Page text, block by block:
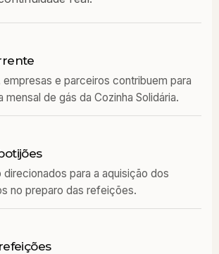
e parceiros contribuem para
mensal de gás da Cozinha Solidária.
para a aquisição dos
no preparo das refeições.